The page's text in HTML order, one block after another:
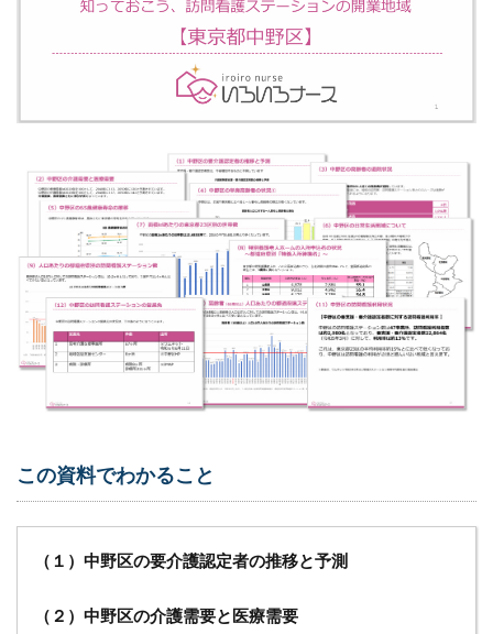
の
ン
ド
は
こ
ら
この資料でわかること
（１）中野区の要介護認定者の推移と予測
（２）中野区の介護需要と医療需要